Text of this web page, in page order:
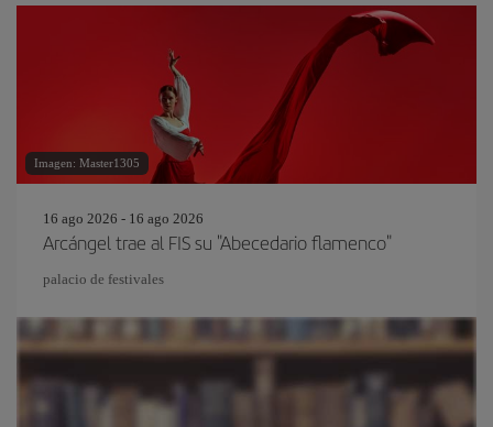
Imagen: Master1305
16 ago 2026 - 16 ago 2026
Arcángel trae al FIS su "Abecedario flamenco"
palacio de festivales